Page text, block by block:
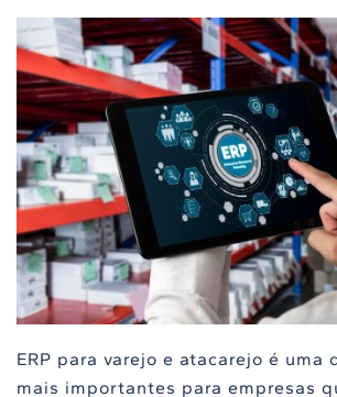
ERP para varejo e atacarejo é uma
mais importantes para empresas